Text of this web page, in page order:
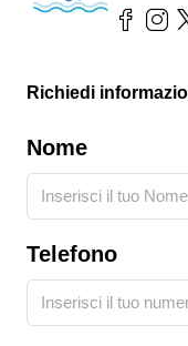
Richiedi
Nome
Telefono